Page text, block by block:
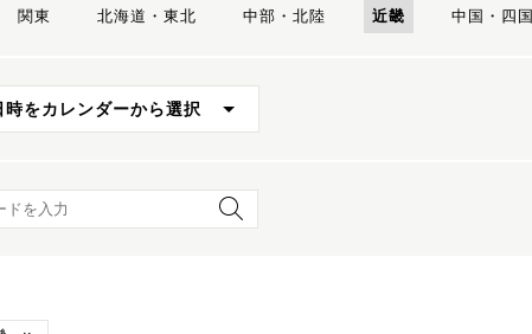
関東 北海道・東北 中部・北陸 近畿 中国・四国
時をカレンダーから選択
ド検索